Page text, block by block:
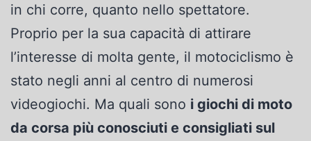
in chi corre, quanto nello spettatore.
Proprio per la sua capacità di attirare
l’interesse di molta gente, il motociclismo è
stato negli anni al centro di numerosi
videogiochi. Ma quali sono i giochi di moto
da corsa più conosciuti e consigliati sul